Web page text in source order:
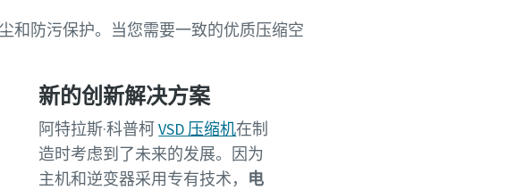
和防污保护。当您需要一致的优质压缩空
新的创新解决方案
阿特拉斯·科普柯VSD 压缩机在制
造时考虑到了未来的发展。因为
主机和逆变器采用专有技术， 电